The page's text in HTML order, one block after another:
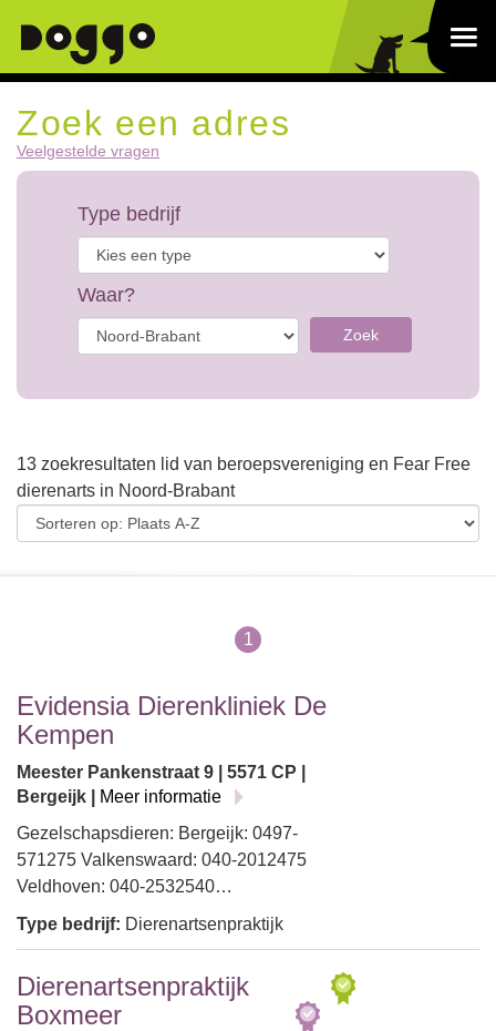
Zoek een adres
Veelgestelde vragen
Type bedrijf
Waar?
Zoek
13 zoekresultaten lid van beroepsvereniging en Fear Free
dierenarts in Noord-Brabant
1
Evidensia Dierenkliniek De
Kempen
Meester Pankenstraat 9 | 5571 CP |
Bergeijk |
Meer informatie
Gezelschapsdieren: Bergeijk: 0497-
571275 Valkenswaard: 040-2012475
Veldhoven: 040-2532540…
Type bedrijf: Dierenartsenpraktijk
Dierenartsenpraktijk
Boxmeer